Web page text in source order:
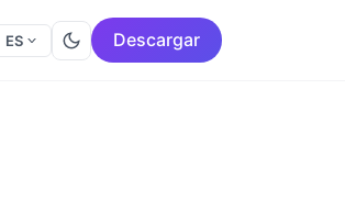
ES Descargar